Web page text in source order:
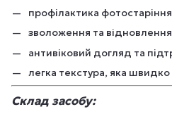
профілактика фотостаріння
зволоження та
антивіковий догляд та
легка текстура, яка
Склад засобу: